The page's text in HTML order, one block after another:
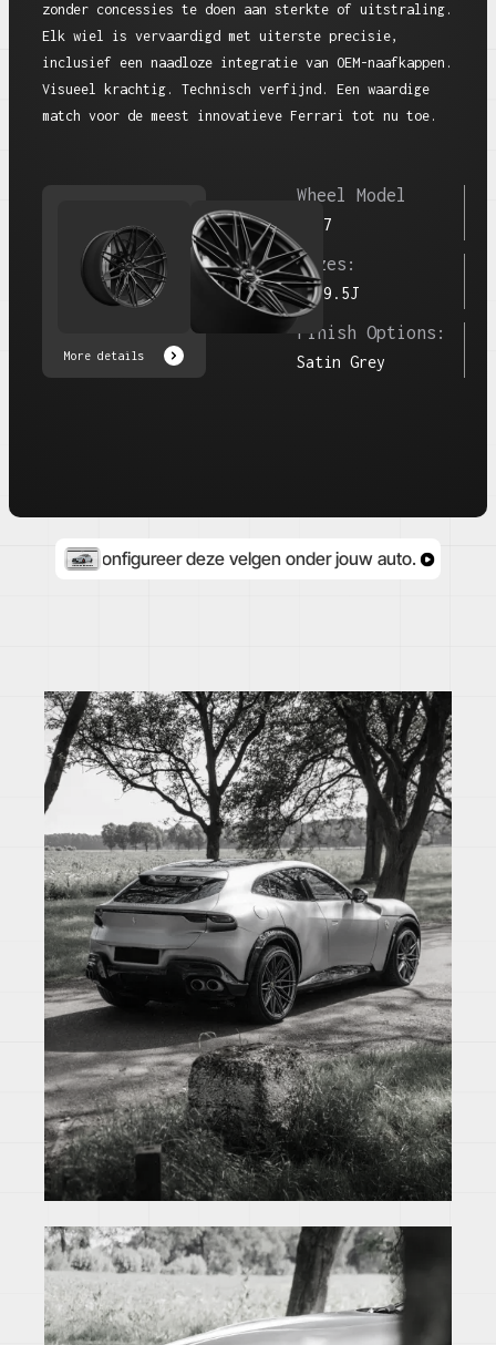
zonder concessies te doen aan sterkte of uitstraling.
Elk wiel is vervaardigd met uiterste precisie,
inclusief een naadloze integratie van OEM-naafkappen.
Visueel krachtig. Technisch verfijnd. Een waardige
match voor de meest innovatieve Ferrari tot nu toe.
More details
Wheel Model
PS17
Sizes:
22x9.5J
Finish Options:
Satin Grey
Configureer deze velgen onder jouw auto.